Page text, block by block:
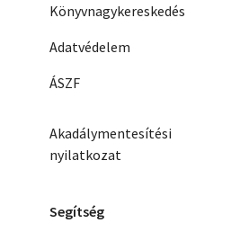
Könyvnagykereskedés
Adatvédelem
ÁSZF
Akadálymentesítési
nyilatkozat
Segítség